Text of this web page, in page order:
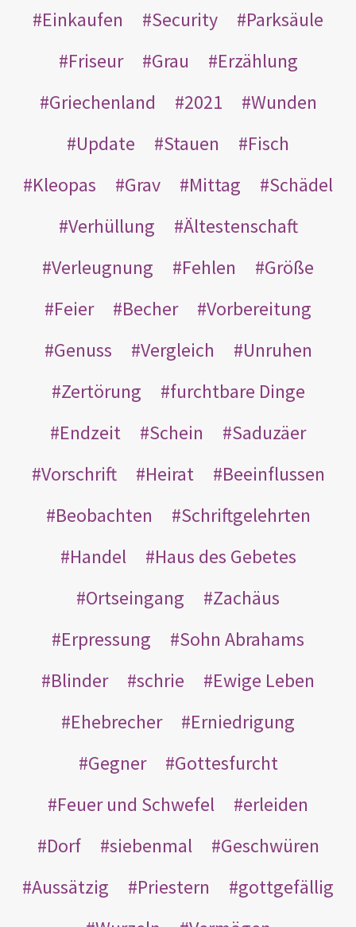
Einkaufen Security
Parksäule
Friseur
Grau
Erzählung
Griechenland
2021
Wunden
Update
Stauen
Fisch
Kleopas
Grav Mittag
Schädel
Verhüllung
Ältestenschaft
Verleugnung
Fehlen
Größe
Feier
Becher
Vorbereitung
Genuss
Vergleich
Unruhen
Zertörung
furchtbare Dinge
Endzeit
Schein
Saduzäer
Vorschrift
Heirat
Beeinflussen
Beobachten
Schriftgelehrten
Handel
Haus des Gebetes
Ortseingang
Zachäus
Erpressung
Sohn Abrahams
Blinder
schrie
Ewige Leben
Ehebrecher
Erniedrigung
Gegner
Gottesfurcht
Feuer und Schwefel
erleiden
Dorf
siebenmal
Geschwüren
Aussätzig
Priestern
gottgefällig